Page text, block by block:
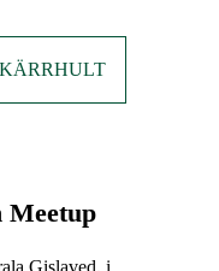
Meetup
Gislaved, i